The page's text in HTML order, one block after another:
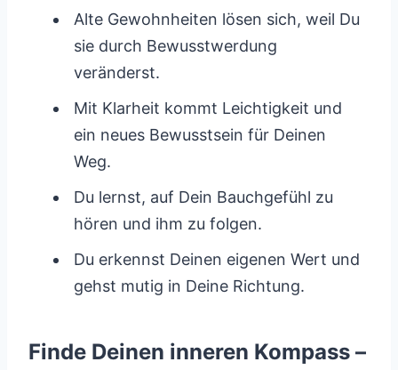
Alte Gewohnheiten lösen sich, weil Du
sie durch Bewusstwerdung
veränderst.
Mit Klarheit kommt Leichtigkeit und
ein neues Bewusstsein für Deinen
Weg.
Du lernst, auf Dein Bauchgefühl zu
hören und ihm zu folgen.
Du erkennst Deinen eigenen Wert und
gehst mutig in Deine Richtung.
Finde Deinen inneren Kompass –